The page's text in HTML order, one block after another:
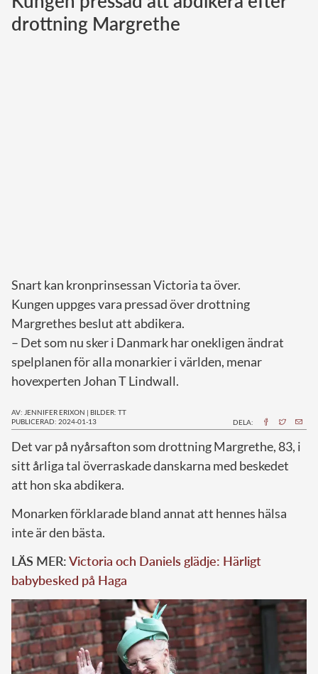
Norska kungahuset
drottning Margrethe
Snart kan kronprinsessan Victoria ta över.
Kungen uppges vara pressad över drottning
Margrethes beslut att abdikera.
– Det som nu sker i Danmark har onekligen ändrat
spelplanen för alla monarkier i världen, menar
hovexperten Johan T Lindwall.
AV: JENNIFER ERIXON | BILDER: TT
PUBLICERAD: 2024-01-13
DELA:
Det var på nyårsafton som drottning Margrethe, 83, i
sitt årliga tal överraskade danskarna med beskedet
att hon ska abdikera.
Monarken förklarade bland annat att hennes hälsa
inte är den bästa.
LÄS MER:Victoria och Daniels glädje: Härligt
babybesked på Haga